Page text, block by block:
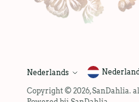
taal
Nederlands
Copyright © 2026,SanDahlia.